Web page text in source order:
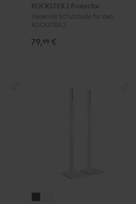
2
Protector
Schwarz
ROCKSTER 2 Protector
Passende Schutzhülle für den
ROCKSTER 2
79,99 €